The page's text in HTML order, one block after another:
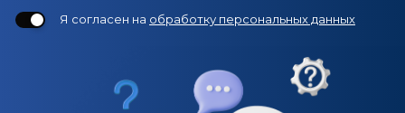
Я согласен на обработку персональных данных